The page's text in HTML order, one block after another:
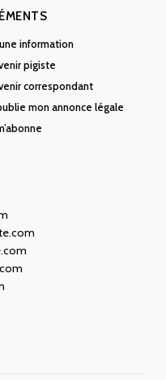
une information
pigiste
correspondant
mon annonce légale